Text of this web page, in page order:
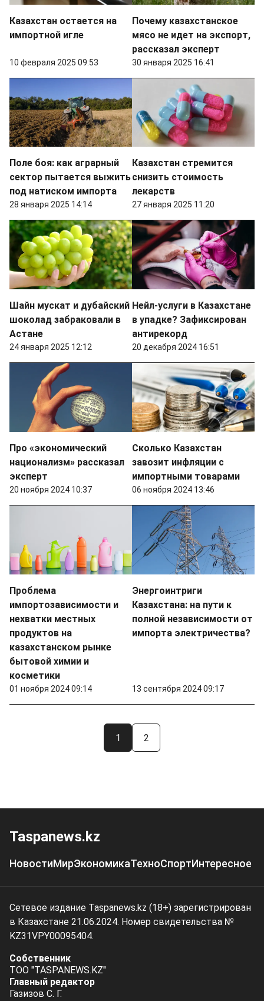
Казахстан остается на
импортной игле
10 февраля 2025 09:53
Почему казахстанское
мясо не идет на экспорт,
рассказал эксперт
30 января 2025 16:41
Поле боя: как аграрный
сектор пытается выжить
под натиском импорта
28 января 2025 14:14
Казахстан стремится
снизить стоимость
лекарств
27 января 2025 11:20
Шайн мускат и дубайский
шоколад забраковали в
Астане
24 января 2025 12:12
Нейл-услуги в Казахстане
в упадке? Зафиксирован
антирекорд
20 декабря 2024 16:51
Про «экономический
национализм» рассказал
эксперт
20 ноября 2024 10:37
Сколько Казахстан
завозит инфляции с
импортными товарами
06 ноября 2024 13:46
Проблема
импортозависимости и
нехватки местных
продуктов на
казахстанском рынке
бытовой химии и
косметики
01 ноября 2024 09:14
Энергоинтриги
Казахстана: на пути к
полной независимости от
импорта электричества?
13 сентября 2024 09:17
1 2
Taspanews.kz
НовостиМирЭкономикаТехноСпортИнтересное
Сетевое издание Taspanews.kz (18+) зарегистрирован
в Казахстане 21.06.2024. Номер свидетельства №
KZ31VPY00095404.
Собственник
ТОО "TASPANEWS.KZ"
Главный редактор
Газизов С. Г.